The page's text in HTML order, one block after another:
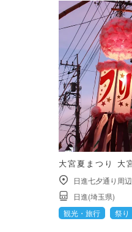
大宮夏まつり 大
日進七夕通り周辺
日進(埼玉県)
観光・旅行
祭り